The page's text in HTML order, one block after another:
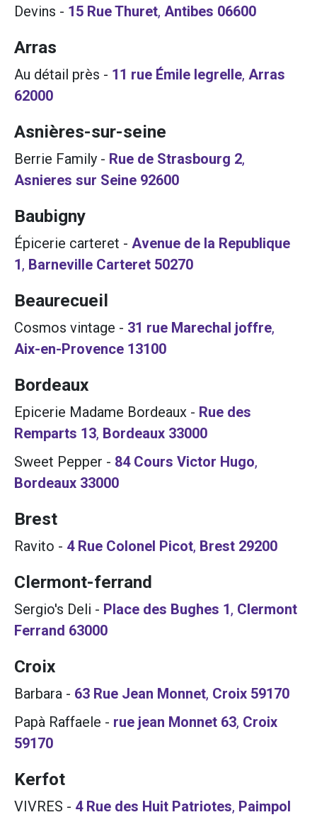
Devins - 15 Rue Thuret, Antibes 06600
Arras
Au détail près - 11 rue Émile legrelle, Arras
62000
Asnières-sur-seine
Berrie Family - Rue de Strasbourg 2,
Asnieres sur Seine 92600
Baubigny
Épicerie carteret - Avenue de la Republique
1, Barneville Carteret 50270
Beaurecueil
Cosmos vintage - 31 rue Marechal joffre,
Aix-en-Provence 13100
Bordeaux
Epicerie Madame Bordeaux - Rue des
Remparts 13, Bordeaux 33000
Sweet Pepper - 84 Cours Victor Hugo,
Bordeaux 33000
Brest
Ravito - 4 Rue Colonel Picot, Brest 29200
Clermont-ferrand
Sergio's Deli - Place des Bughes 1, Clermont
Ferrand 63000
Croix
Barbara - 63 Rue Jean Monnet, Croix 59170
Papà Raffaele - rue jean Monnet 63, Croix
59170
Kerfot
VIVRES - 4 Rue des Huit Patriotes, Paimpol